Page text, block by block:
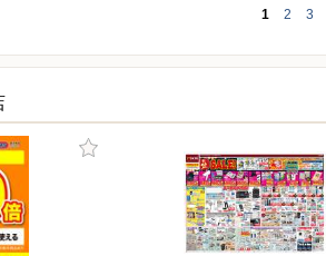
1 2 3